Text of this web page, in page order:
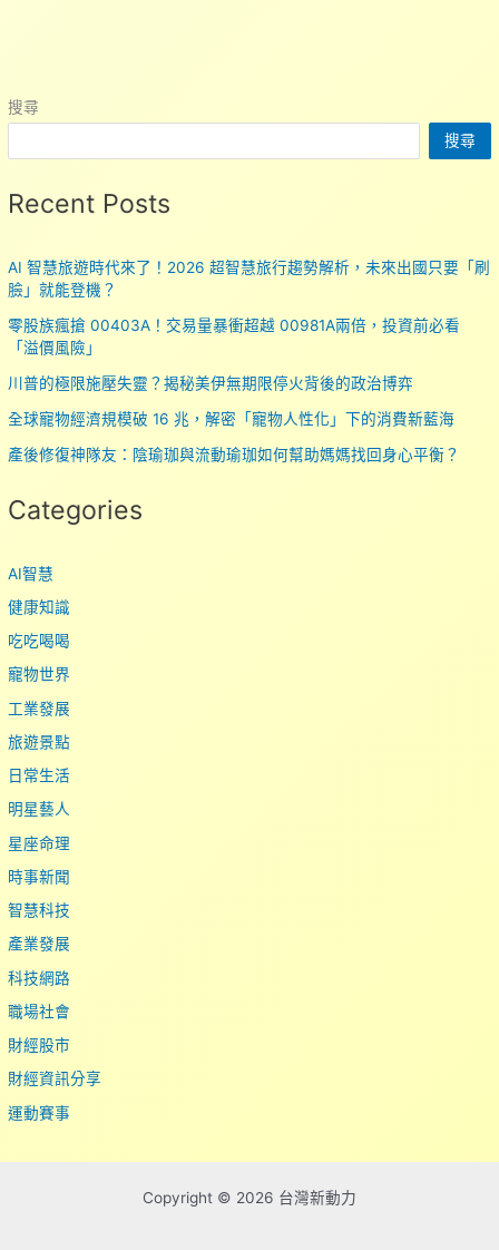
搜尋
搜尋
Recent Posts
AI 智慧旅遊時代來了！2026 超智慧旅行趨勢解析，未來出國只要「刷
臉」就能登機？
零股族瘋搶 00403A！交易量暴衝超越 00981A兩倍，投資前必看
「溢價風險」
川普的極限施壓失靈？揭秘美伊無期限停火背後的政治博弈
全球寵物經濟規模破 16 兆，解密「寵物人性化」下的消費新藍海
產後修復神隊友：陰瑜珈與流動瑜珈如何幫助媽媽找回身心平衡？
Categories
AI智慧
健康知識
吃吃喝喝
寵物世界
工業發展
旅遊景點
日常生活
明星藝人
星座命理
時事新聞
智慧科技
產業發展
科技網路
職場社會
財經股市
財經資訊分享
運動賽事
Copyright © 2026 台灣新動力